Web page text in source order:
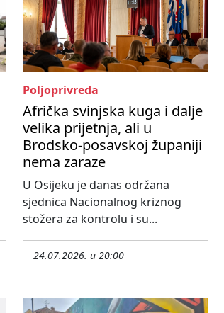
Poljoprivreda
Afrička svinjska kuga i dalje
velika prijetnja, ali u
Brodsko-posavskoj županiji
nema zaraze
U Osijeku je danas održana
sjednica Nacionalnog kriznog
stožera za kontrolu i su...
24.07.2026. u 20:00